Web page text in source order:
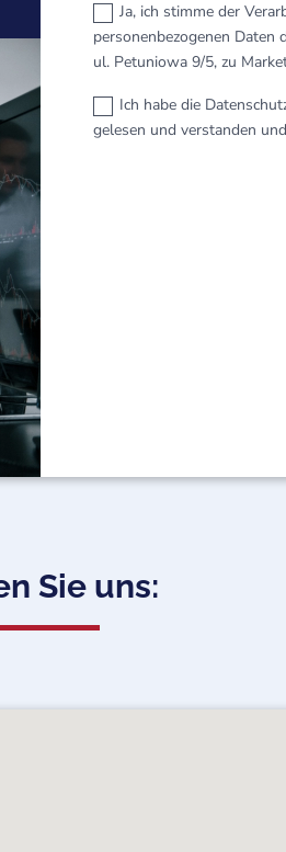
Ja, ich stimme der
personenbezogenen Daten
ul. Petuniowa 9/5, zu
Ich habe die
gelesen und verstanden
Sie uns: